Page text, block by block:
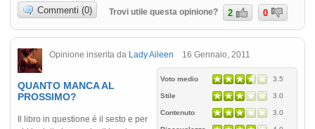
Commenti (0) Trovi utile questa opinione? 2 0
Opinione inserita da Lady Aileen 16 Gennaio, 2011
Voto medio 3.5
Stile 3.0
Contenuto 3.0
QUANTO MANCA AL
PROSSIMO?
Il libro in questione é il sesto e per